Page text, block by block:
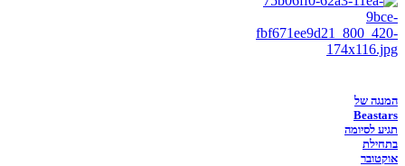
המנגה של
Beastars
תגיע לסיומה
בתחילת
אוקטובר